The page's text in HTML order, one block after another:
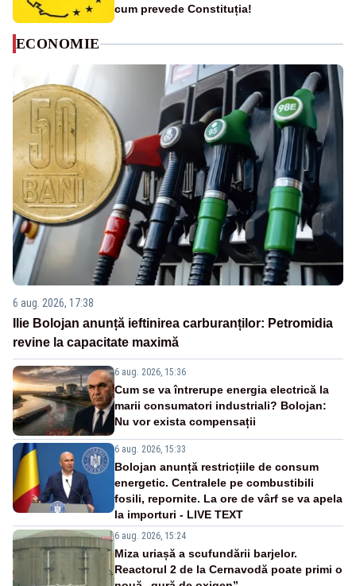
cum prevede Constituția!
ECONOMIE
6 aug. 2026, 17:38
Ilie Bolojan anunță ieftinirea carburanților: Petromidia
revine la capacitate maximă
6 aug. 2026, 15:36
Cum se va întrerupe energia electrică la
marii consumatori industriali? Bolojan:
Nu vor exista compensații
6 aug. 2026, 15:33
Bolojan anunță restricțiile de consum
energetic. Centralele pe combustibili
fosili, repornite. La ore de vârf se va apela
la importuri - LIVE TEXT
6 aug. 2026, 15:24
Miza uriașă a scufundării barjelor.
Reactorul 2 de la Cernavodă poate primi o